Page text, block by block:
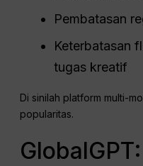
Pembatasan
Keterbatasan
tugas kreatif
Di sinilah platform multi-
popularitas.